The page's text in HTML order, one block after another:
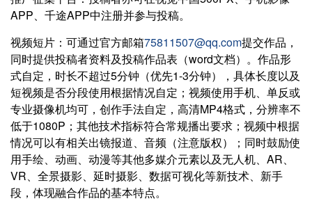
APP、千途APP中注册并参与投稿。
视频短片：可通过官方邮箱75811507@qq.com提交作品，
同时提供投稿者资料及投稿作品表（word文档）。作品形
式自定，时长不超过5分钟（优先1-3分钟），具体长度以及
短视频是否分段使用根据情况自定；视频使用手机、单反或
专业摄像机均可，创作手法自定，高清MP4格式，分辨率不
低于1080P；其他技术指标符合常规播出要求；视频中根据
情况可以有相关出镜报道、音频（注意版权）；同时鼓励使
用手绘、动画、动漫等其他多媒介元素以及无人机、AR、
VR、全景摄影、延时摄影、数据可视化等新技术、新手
段，体现融合作品的基本特点。